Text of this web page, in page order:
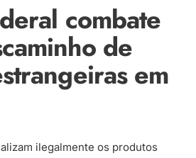
combate
de
em
ilegalmente os produtos